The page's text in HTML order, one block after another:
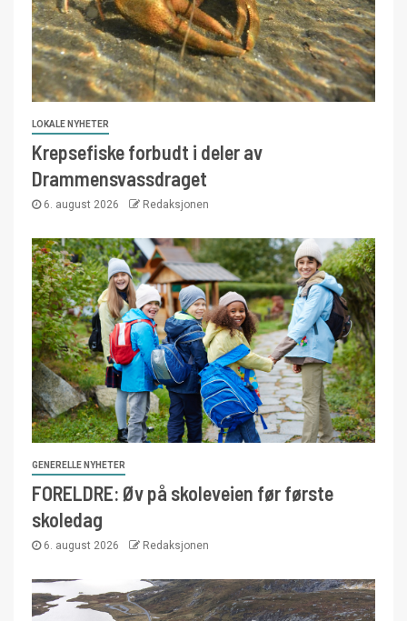
LOKALE NYHETER
Krepsefiske forbudt i deler av
Drammensvassdraget
6. august 2026 Redaksjonen
GENERELLE NYHETER
FORELDRE: Øv på skoleveien før første
skoledag
6. august 2026 Redaksjonen